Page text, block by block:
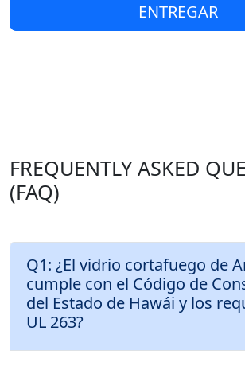
ENTREGAR
FREQUENTLY ASKED
(FAQ)
Q1: ¿El vidrio cortafuego de
cumple con el Código de
del Estado de Hawái y los
UL 263?